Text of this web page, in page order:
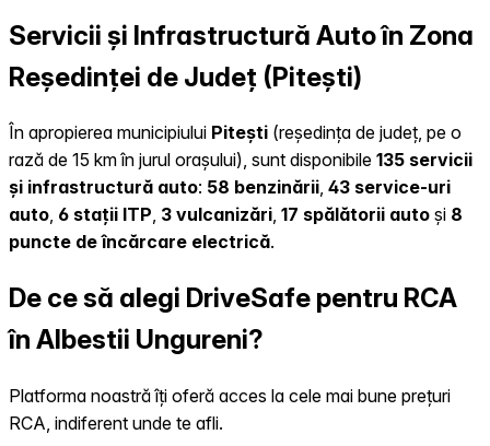
Servicii și Infrastructură Auto în Zona
Reședinței de Județ (Pitești)
În apropierea municipiului Pitești (reședința de județ, pe o
rază de 15 km în jurul orașului), sunt disponibile 135 servicii
și infrastructură auto: 58 benzinării, 43 service-uri
auto, 6 stații ITP, 3 vulcanizări, 17 spălătorii auto și 8
puncte de încărcare electrică.
De ce să alegi DriveSafe pentru RCA
în Albestii Ungureni?
Platforma noastră îți oferă acces la cele mai bune prețuri
RCA, indiferent unde te afli.